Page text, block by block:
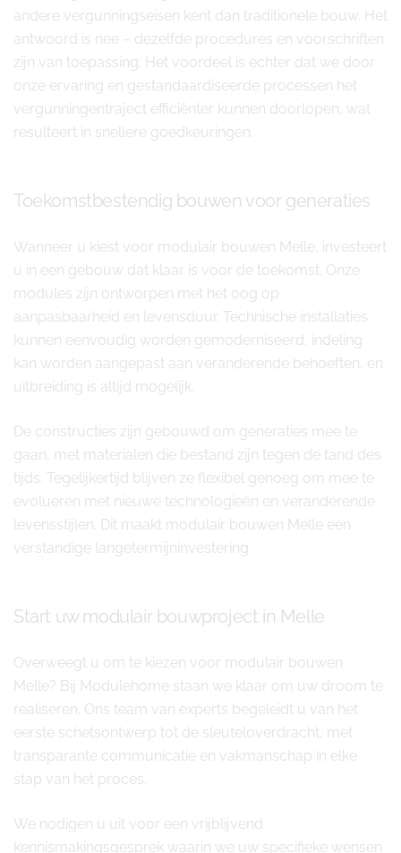
andere vergunningseisen kent dan traditionele bouw. Het
antwoord is nee – dezelfde procedures en voorschriften
zijn van toepassing. Het voordeel is echter dat we door
onze ervaring en gestandaardiseerde processen het
vergunningentraject efficiënter kunnen doorlopen, wat
resulteert in snellere goedkeuringen.
Toekomstbestendig bouwen voor generaties
Wanneer u kiest voor modulair bouwen Melle, investeert
u in een gebouw dat klaar is voor de toekomst. Onze
modules zijn ontworpen met het oog op
aanpasbaarheid en levensduur. Technische installaties
kunnen eenvoudig worden gemoderniseerd, indeling
kan worden aangepast aan veranderende behoeften, en
uitbreiding is altijd mogelijk.
De constructies zijn gebouwd om generaties mee te
gaan, met materialen die bestand zijn tegen de tand des
tijds. Tegelijkertijd blijven ze flexibel genoeg om mee te
evolueren met nieuwe technologieën en veranderende
levensstijlen. Dit maakt modulair bouwen Melle een
verstandige langetermijninvestering.
Start uw modulair bouwproject in Melle
Overweegt u om te kiezen voor modulair bouwen
Melle? Bij Modulehome staan we klaar om uw droom te
realiseren. Ons team van experts begeleidt u van het
eerste schetsontwerp tot de sleuteloverdracht, met
transparante communicatie en vakmanschap in elke
stap van het proces.
We nodigen u uit voor een vrijblijvend
kennismakingsgesprek waarin we uw specifieke wensen